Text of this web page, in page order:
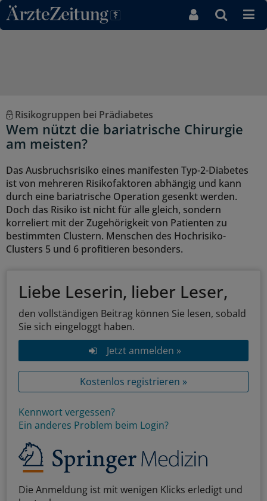
Direkt zum Inhaltsbereich
Risikogruppen bei Prädiabetes
Wem nützt die bariatrische Chirurgie
am meisten?
Das Ausbruchsrisiko eines manifesten Typ-2-Diabetes
ist von mehreren Risikofaktoren abhängig und kann
durch eine bariatrische Operation gesenkt werden.
Doch das Risiko ist nicht für alle gleich, sondern
korreliert mit der Zugehörigkeit von Patienten zu
bestimmten Clustern. Menschen des Hochrisiko-
Clusters 5 und 6 profitieren besonders.
Liebe Leserin, lieber Leser,
den vollständigen Beitrag können Sie lesen, sobald
Sie sich eingeloggt haben.
Jetzt anmelden »
Kostenlos registrieren »
Kennwort vergessen?
Ein anderes Problem beim Login?
Die Anmeldung ist mit wenigen Klicks erledigt und